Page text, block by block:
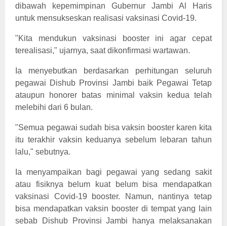
dibawah kepemimpinan Gubernur Jambi Al Haris
untuk mensukseskan realisasi vaksinasi Covid-19.
"Kita mendukun vaksinasi booster ini agar cepat
terealisasi," ujarnya, saat dikonfirmasi wartawan.
Ia menyebutkan berdasarkan perhitungan seluruh
pegawai Dishub Provinsi Jambi baik Pegawai Tetap
ataupun honorer batas minimal vaksin kedua telah
melebihi dari 6 bulan.
"Semua pegawai sudah bisa vaksin booster karen kita
itu terakhir vaksin keduanya sebelum lebaran tahun
lalu," sebutnya.
Ia menyampaikan bagi pegawai yang sedang sakit
atau fisiknya belum kuat belum bisa mendapatkan
vaksinasi Covid-19 booster. Namun, nantinya tetap
bisa mendapatkan vaksin booster di tempat yang lain
sebab Dishub Provinsi Jambi hanya melaksanakan